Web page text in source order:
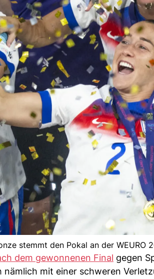
stemmt den Pokal an der WEURO
dem gewonnenen Final gegen
mit einer schweren